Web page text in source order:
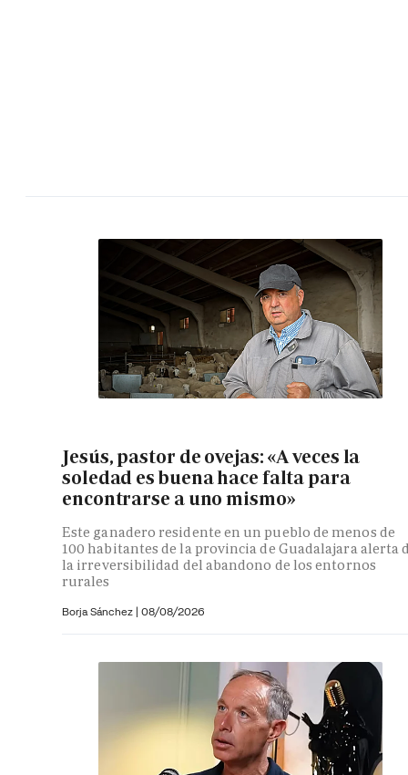
Jesús, pastor de ovejas: «A veces la
soledad es buena hace falta para
encontrarse a uno mismo»
Este ganadero residente en un pueblo de menos de
100 habitantes de la provincia de Guadalajara alerta
la irreversibilidad del abandono de los entornos
rurales
Borja Sánchez | 08/08/2026